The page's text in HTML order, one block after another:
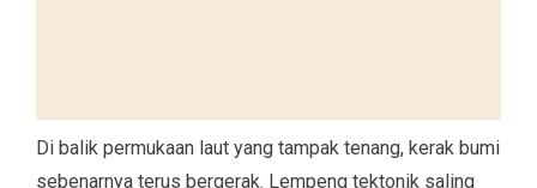
Di balik permukaan laut yang tampak tenang, kerak bumi
sebenarnya terus bergerak. Lempeng tektonik saling